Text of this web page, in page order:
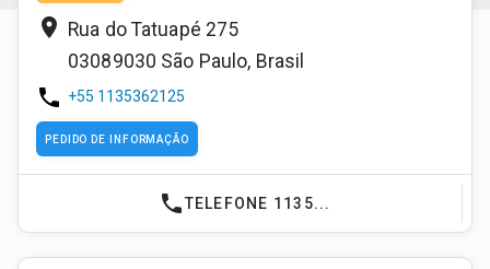
place Rua do Tatuapé 275
03089030 São Paulo, Brasil
phone +55 1135362125
PEDIDO DE INFORMAÇÃO
phoneTELEFONE 1135...